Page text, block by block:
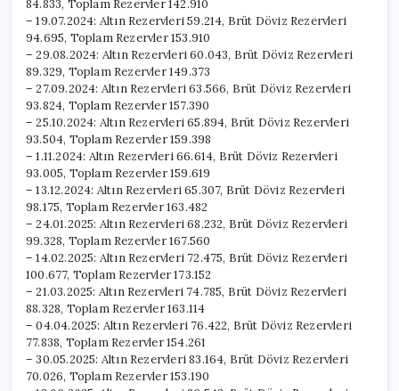
84.833, Toplam Rezervler 142.910
– 19.07.2024: Altın Rezervleri 59.214, Brüt Döviz Rezervleri
94.695, Toplam Rezervler 153.910
– 29.08.2024: Altın Rezervleri 60.043, Brüt Döviz Rezervleri
89.329, Toplam Rezervler 149.373
– 27.09.2024: Altın Rezervleri 63.566, Brüt Döviz Rezervleri
93.824, Toplam Rezervler 157.390
– 25.10.2024: Altın Rezervleri 65.894, Brüt Döviz Rezervleri
93.504, Toplam Rezervler 159.398
– 1.11.2024: Altın Rezervleri 66.614, Brüt Döviz Rezervleri
93.005, Toplam Rezervler 159.619
– 13.12.2024: Altın Rezervleri 65.307, Brüt Döviz Rezervleri
98.175, Toplam Rezervler 163.482
– 24.01.2025: Altın Rezervleri 68.232, Brüt Döviz Rezervleri
99.328, Toplam Rezervler 167.560
– 14.02.2025: Altın Rezervleri 72.475, Brüt Döviz Rezervleri
100.677, Toplam Rezervler 173.152
– 21.03.2025: Altın Rezervleri 74.785, Brüt Döviz Rezervleri
88.328, Toplam Rezervler 163.114
– 04.04.2025: Altın Rezervleri 76.422, Brüt Döviz Rezervleri
77.838, Toplam Rezervler 154.261
– 30.05.2025: Altın Rezervleri 83.164, Brüt Döviz Rezervleri
70.026, Toplam Rezervler 153.190